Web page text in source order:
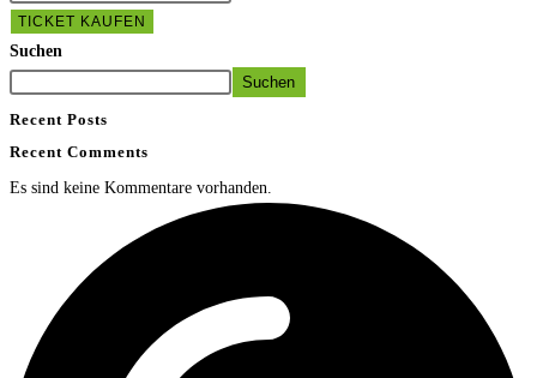
TICKET KAUFEN
Suchen
Suchen
Recent Posts
Recent Comments
Es sind keine Kommentare vorhanden.